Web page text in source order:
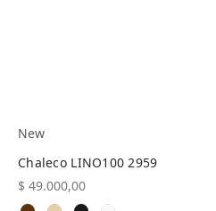
New
Chaleco LINO100 2959
$ 49.000,00